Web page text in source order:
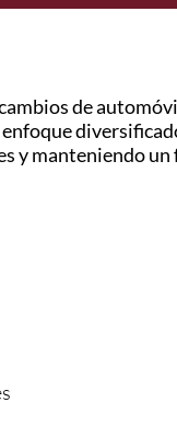
de
y manteniendo